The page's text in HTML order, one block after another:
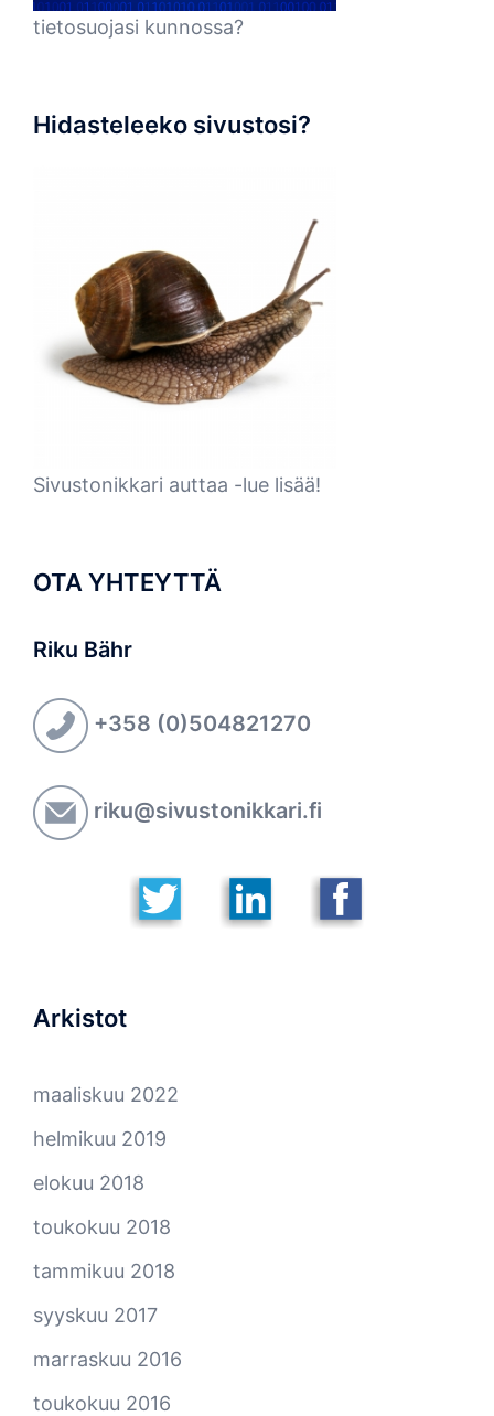
tietosuojasi kunnossa?
Hidasteleeko sivustosi?
Sivustonikkari auttaa -lue lisää!
OTA YHTEYTTÄ
Riku Bähr
+358 (0)504821270
riku@sivustonikkari.fi
Arkistot
maaliskuu 2022
helmikuu 2019
elokuu 2018
toukokuu 2018
tammikuu 2018
syyskuu 2017
marraskuu 2016
toukokuu 2016